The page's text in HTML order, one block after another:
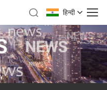
हिन्दी